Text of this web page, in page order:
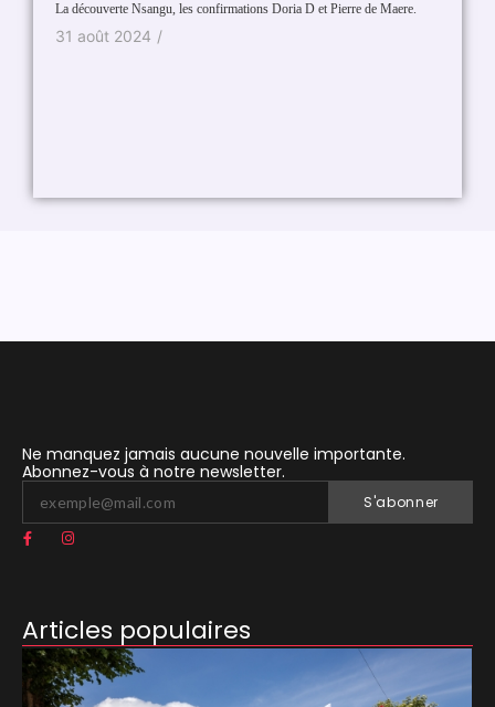
La découverte Nsangu, les confirmations Doria D et Pierre de Maere.
31 août 2024 /
Ne manquez jamais aucune nouvelle importante.
Abonnez-vous à notre newsletter.
S'abonner
Articles populaires